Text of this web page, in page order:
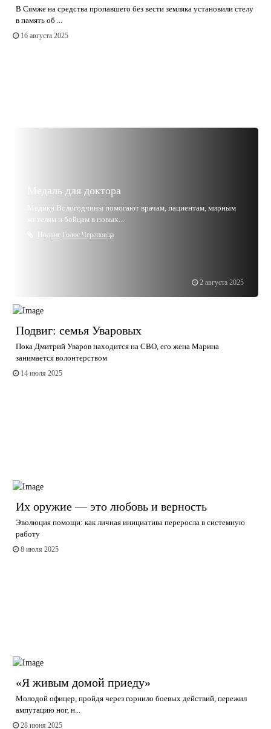
В Сямже на средства пропавшего без вести земляка установили стелу
в память об ...
16 августа 2025
2 августа 2025
Медаль для доктора
Медики Вологодчины помогают врачам, пациентам, мирным
жителям и бойцам в новых...
Подвиг Голос Череповца
Подвиг: семья Уваровых
Пока Дмитрий Уваров находится на СВО, его жена Марина
занимается волонтерством
14 июля 2025
Их оружие — это любовь и верность
Эволюция помощи: как личная инициатива переросла в системную
работу
8 июля 2025
«Я живым домой приеду»
Молодой офицер, пройдя через горнило боевых действий, пережил
ампутацию ног, н...
28 июня 2025